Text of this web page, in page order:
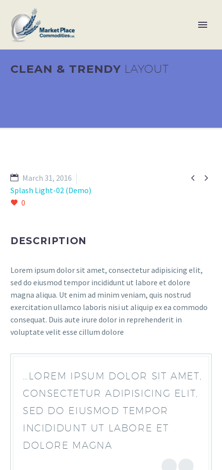
CLEAN & TRENDY LAYOUT
 
March 31, 2016
Splash Light-02 (Demo)
0
DESCRIPTION
Lorem ipsum dolor sit amet, consectetur adipisicing elit,
sed do eiusmod tempor incididunt ut labore et dolore
magna aliqua. Ut enim ad minim veniam, quis nostrud
exercitation ullamco laboris nisi ut aliquip ex ea commodo
consequat. Duis aute irure dolor in reprehenderit in
voluptate velit esse cillum dolore
…LOREM IPSUM DOLOR SIT AMET,
CONSECTETUR ADIPISICING ELIT,
SED DO EIUSMOD TEMPOR
INCIDIDUNT UT LABORE ET
DOLORE MAGNA